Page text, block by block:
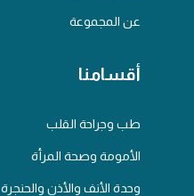
عن المجموعة
أقسامنا
طب وجراحة القلب
الأمومة وصحة المرأة
وحدة الأنف والأذن والحنجرة